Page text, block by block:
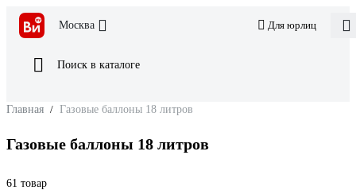
Москва Для юрлиц
Поиск в каталоге
Главная / Газовые баллоны 18 литров
Газовые баллоны 18 литров
61 товар